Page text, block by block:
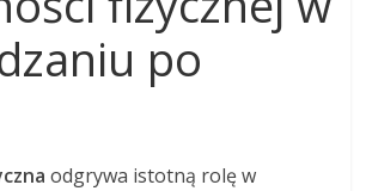
po
odgrywa istotną rolę w